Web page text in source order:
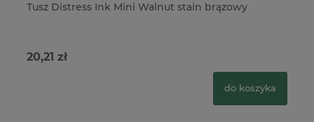
Tusz Distress Ink Mini Walnut stain brązowy
20,21 zł
do koszyka